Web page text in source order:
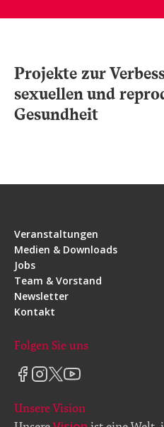
Projekte zur
sexuellen und
Gesundheit
Veranstaltungen
Medien & Downloads
Jobs
Team & Vorstand
Newsletter
Kontakt
Folgen Sie uns
Unsere Vision